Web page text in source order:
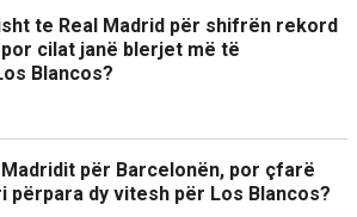
te Real Madrid për shifrën rekord
cilat janë blerjet më të
Blancos?
Madridit për Barcelonën, por çfarë
përpara dy vitesh për Los Blancos?